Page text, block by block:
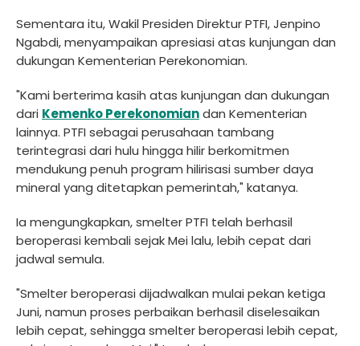
Sementara itu, Wakil Presiden Direktur PTFI, Jenpino
Ngabdi, menyampaikan apresiasi atas kunjungan dan
dukungan Kementerian Perekonomian.
"Kami berterima kasih atas kunjungan dan dukungan
dari Kemenko Perekonomiandan Kementerian
lainnya. PTFI sebagai perusahaan tambang
terintegrasi dari hulu hingga hilir berkomitmen
mendukung penuh program hilirisasi sumber daya
mineral yang ditetapkan pemerintah," katanya.
Ia mengungkapkan, smelter PTFI telah berhasil
beroperasi kembali sejak Mei lalu, lebih cepat dari
jadwal semula.
"Smelter beroperasi dijadwalkan mulai pekan ketiga
Juni, namun proses perbaikan berhasil diselesaikan
lebih cepat, sehingga smelter beroperasi lebih cepat,